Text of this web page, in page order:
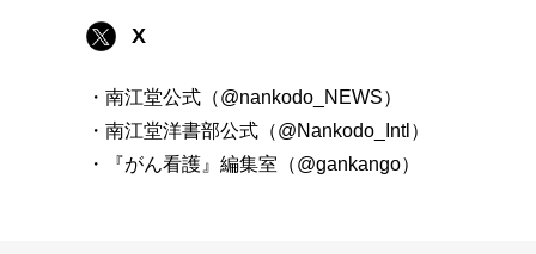
X
・南江堂公式（@nankodo_NEWS）
・南江堂洋書部公式（@Nankodo_Intl）
・『がん看護』編集室（@gankango）